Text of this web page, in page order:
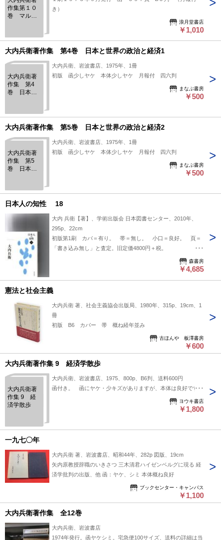
作集第１０
巻 マルク
ニン
き）
浪月堂書店
￥1,010
大内兵衛著作集 第4巻 日本と世界の政治と経済1
大内兵衛著
作集 第4
巻 日本と
大内兵衛、岩波書店、1975年、1冊
初版 函少しヤケ 本体少しヤケ 月報付 四六判
まなぶ書房
￥500
大内兵衛著作集 第5巻 日本と世界の政治と経済2
大内兵衛著
作集 第5
巻 日本と
大内兵衛、岩波書店、1975年、1冊
初版 函少しヤケ 本体少しヤケ 月報付 四六判
まなぶ書房
￥500
日本人の知性 18
大内 兵衛【著】、学術出版会 日本図書センター、2010年、
295p、22cm
初版第1刷 カバ＝有り。 帯＝無し。 小口＝良好。 頁＝
「書き込み無し」と査定。旧定価4800円＋税。
‐‐‐‐‐‐‐‐‐‐‐‐‐‐‐‐‐‐‐‐‐‐‐‐ 本品は送料込みの価格です。(国内限定)
森書房
￥4,685
憲法と社会主義
大内兵衛 著、社会主義協会出版局、1980年、315p、19cm、1
冊
初版 B6 カバー 帯 概ね経年並み
古ほんや 板澤書房
￥600
大内兵衛著作集 9 経済学散歩
大内兵衛著
作集 9 経
済学散歩
大内兵衛、岩波書店、1975、800p、B6判、送料600円
函付き。 函にヤケ・少キズがありますが、本体は良好です。
ヨウキ書店
￥1,800
一九七〇年
大内兵衛 著、岩波書店、昭和44年、282p 図版、19cm
矢内原教授辞職のいきさつ 三木清君ハイゼンベルグに現る 経
済学批判の出版、他 函：ヤケ、シミ 本体概ね良好
ブックセンター・キャンパス
￥1,100
大内兵衛著作集 全12巻
大内兵衛、岩波書店
1974年発行。函ヤケシミ。宅急便100サイズ、送料の詳細は当